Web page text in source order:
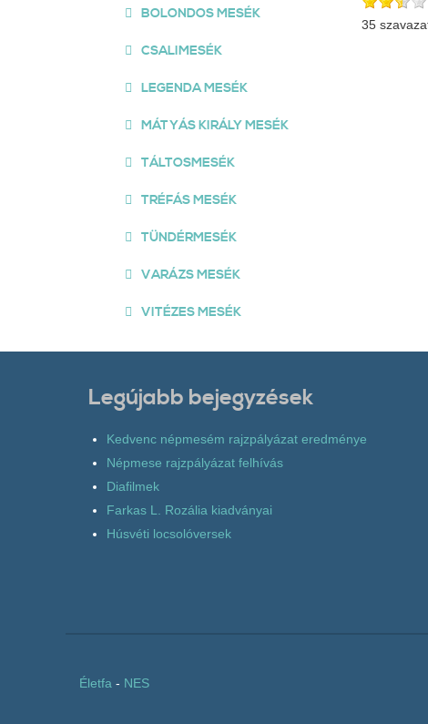
35
BOLONDOS MESÉK
CSALIMESÉK
LEGENDA MESÉK
MÁTYÁS KIRÁLY MESÉK
TÁLTOSMESÉK
TRÉFÁS MESÉK
TÜNDÉRMESÉK
VARÁZS MESÉK
VITÉZES MESÉK
Legújabb bejegyzések
Kedvenc népmesém rajzpályázat eredménye
Népmese rajzpályázat felhívás
Diafilmek
Farkas L. Rozália kiadványai
Húsvéti locsolóversek
Életfa - NES